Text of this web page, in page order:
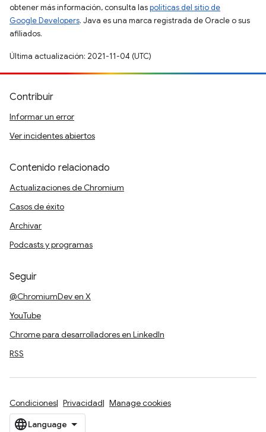
obtener más información, consulta laspolíticas del sitio de
Google Developers. Java es una marca registrada de Oracle o sus
afiliados.
Última actualización: 2021-11-04 (UTC)
Contribuir
Informar un error
Ver incidentes abiertos
Contenido relacionado
Actualizaciones de Chromium
Casos de éxito
Archivar
Podcasts y programas
Seguir
@ChromiumDev en X
YouTube
Chrome para desarrolladores en LinkedIn
RSS
Condiciones Privacidad Manage cookies